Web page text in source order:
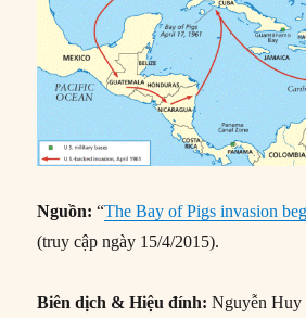
Nguồn: “The Bay of Pigs invasion
(truy cập ngày 15/4/2015).
Biên dịch & Hiệu đính: Nguyễn Huy